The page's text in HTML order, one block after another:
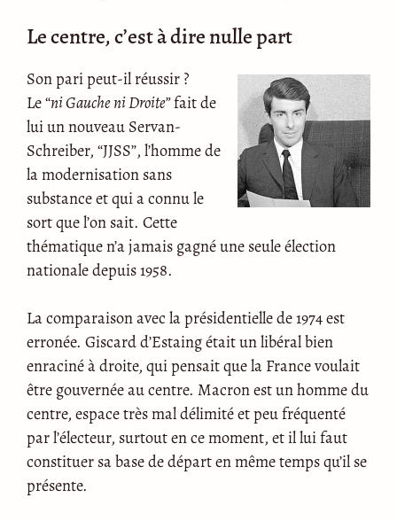
Le centre, c’est à dire nulle part
Son pari peut-il réussir ?
Le “ni Gauche ni Droite”fait de
lui un nouveau Servan-
Schreiber, “JJSS”, l’homme de
la modernisation sans
substance et qui a connu le
sort que l’on sait. Cette
thématique n’a jamais gagné une seule élection
nationale depuis 1958.
La comparaison avec la présidentielle de 1974 est
erronée. Giscard d’Estaing était un libéral bien
enraciné à droite, qui pensait que la France voulait
être gouvernée au centre. Macron est un homme du
centre, espace très mal délimité et peu fréquenté
par l’électeur, surtout en ce moment, et il lui faut
constituer sa base de départ en même temps qu’il se
présente.